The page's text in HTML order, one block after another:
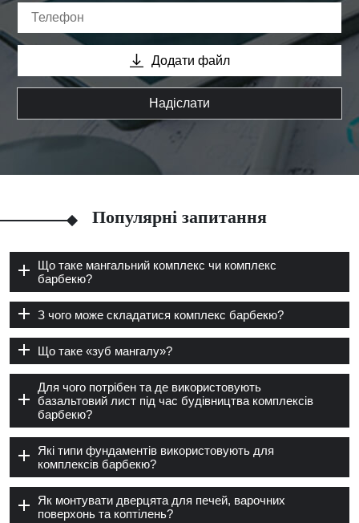
Додати файл
Надіслати
Популярні запитання
Що таке мангальний комплекс чи комплекс
барбекю?
З чого може складатися комплекс барбекю?
Що таке «зуб мангалу»?
Для чого потрібен та де використовують
базальтовий лист під час будівництва комплексів
барбекю?
Які типи фундаментів використовують для
комплексів барбекю?
Як монтувати дверцята для печей, варочних
поверхонь та коптілень?